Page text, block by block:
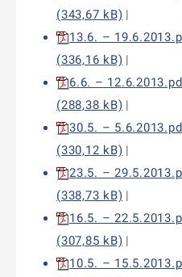
(343,67 kB) |
13.6. –
(336,16 kB) |
6.6. –
(288,38 kB) |
30.5. –
(330,12 kB) |
23.5. –
(338,73 kB) |
16.5. –
(307,85 kB) |
10.5. –